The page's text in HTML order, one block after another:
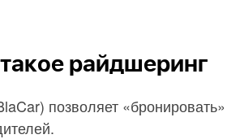
райдшеринг
позволяет «бронировать»